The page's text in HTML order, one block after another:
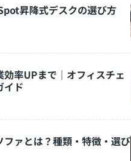
昇降式デスクの選び方
効率UPまで｜オフィスチェ
イド
ファとは？種類・特徴・選び